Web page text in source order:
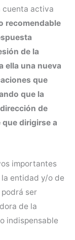
cuenta activa
recomendable
de la
ella una nueva
que
que la
de
dirigirse a
importantes
entidad y/o de
ser
de la
indispensable